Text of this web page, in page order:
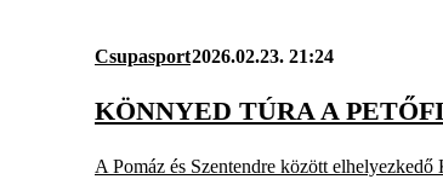
Csupasport2026.02.23. 21:24
KÖNNYED TÚRA A
A Pomáz és Szentendre között